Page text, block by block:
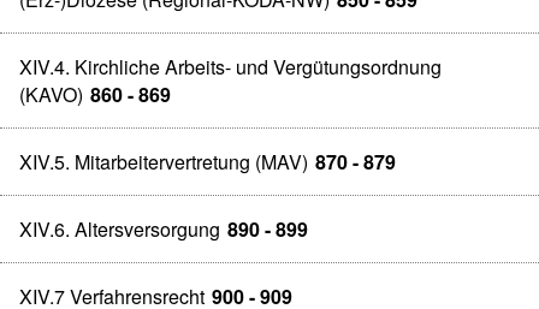
XIV.4. Kirchliche Arbeits- und Vergütungsordnung
(KAVO) 860 - 869
XIV.5. Mitarbeitervertretung (MAV) 870 - 879
XIV.6. Altersversorgung 890 - 899
XIV.7 Verfahrensrecht 900 - 909